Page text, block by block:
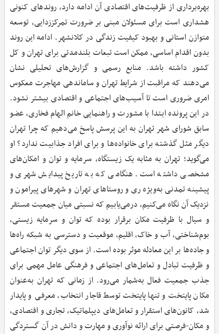
بهره‌برداری از ظرفیت‌های اقتصادی آن ادامه دارد، روندهای کنونی
هشداری است برای مسئولان مبنی بر ضرورت تمرکززدایی، توسعه
متوازن استانی و بهبود کیفیت زندگی در کلانشهر. ادامه این روند
بدون اقدام اساسی، ممکن است تبعات بلندمدتی برای تهران و کل
کشور داشته باشد. منابع رسمی و گزارش‌های تحلیلی نشان
می‌دهند که مراقبت از شرایط تهران و ساماندهی مهاجرت معکوس
امری ضروری است تا آسیب‌های اجتماعی و اقتصادی بیشتر نشود.
در این پرونده ابتدا با مشورت و راهنمایی خانم الهام فخاری،‌ عضو
سابق شورای شهر تهران به این پرسش پاسخ می‌دهیم که چرا تهران
دیگر مثل گذشته برای خانواده‌ها و برای افراد جذابیت ندارد؟ او
می‌گوید؛‌ تهران به مثابه یک زیستگاه، سرمایه و توان و امکان‌های
مشخصی داشته است. هنگامی که به تاریخ پیدایش شهری و
پیشینه تمدنی به‌ویژه ری و روستاهای تهران و شهرهای پیرامون و
نزدیک آن نگاه می‌کنیم، درمی‌یابیم که نسبتی میان جمعیت مستقر
و سیال با ظرفیت مکان برقرار بوده که توان و سرمایه زیستی،
بوم‌شناختی، آب و خاک، اقلیم، موقعیت و دسترسی به شبکه راه‌ها
و جاده‌ها بر این معادله موثر بوده است. از سوی دیگر توان اجتماعی
و ظرفیت تبادل و تعامل‌های اجتماعی و فرهنگی عامل مهمی برای
جذب جمعیت فعال به‌شمار می‌رود. از زمانی که تهران به‌عنوان
مکان پایتخت و تنها پایتخت توسط قاجار انتخاب، معرفی و پایدار
شد، کانون‌های استقرار و تعامل‌های دیپلماتیک، تجاری و اقتصادی،
و مکان-فرصتی برای ارائه نوآوری و مهارت و دانش در آن گستردگی